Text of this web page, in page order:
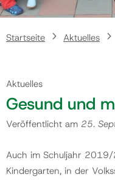
Gemeinde
Startseite Aktuelles
Aktuelles
Gesund und
Veröffentlicht am 25.
Auch im Schuljahr
Kindergarten, in der